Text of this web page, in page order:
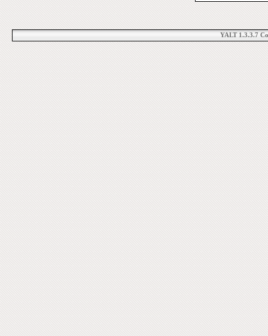
YALT 1.3.3.7